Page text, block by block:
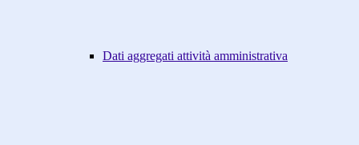
Dati aggregati attività amministrativa